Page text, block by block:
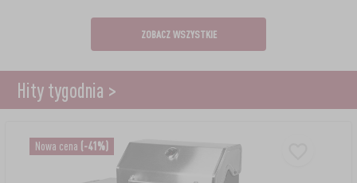
ZOBACZ WSZYSTKIE
Hity tygodnia >
Nowa cena (-41%)